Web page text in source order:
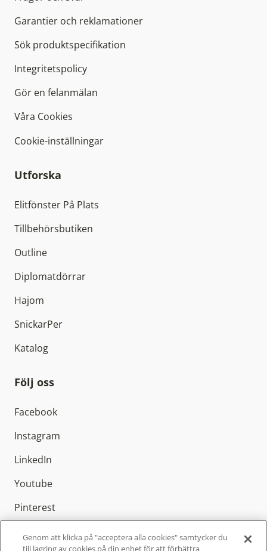
Garantier och reklamationer
Sök produktspecifikation
Integritetspolicy
Gör en felanmälan
Våra Cookies
Cookie-inställningar
Utforska
Elitfönster På Plats
Tillbehörsbutiken
Outline
Diplomatdörrar
Hajom
SnickarPer
Katalog
Följ oss
Facebook
Instagram
LinkedIn
Youtube
Pinterest
Genom att klicka på "acceptera alla cookies" samtycker du
till lagring av cookies på din enhet för att förbättra